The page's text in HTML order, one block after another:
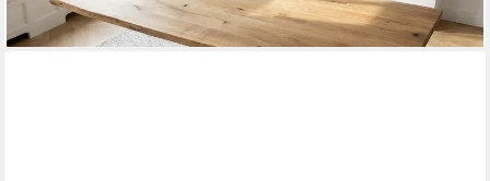
lieferbar in 3 Wochen